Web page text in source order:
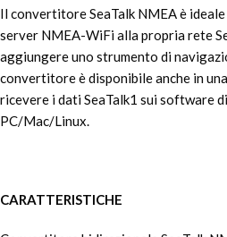
Il convertitore SeaTalk NMEA è
server NMEA-WiFi alla propria rete
aggiungere uno strumento di
convertitore è disponibile anche in una
ricevere i dati SeaTalk1 sui software
PC/Mac/Linux.
CARATTERISTICHE